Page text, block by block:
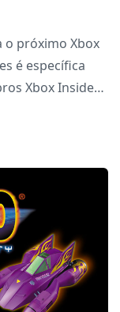
o próximo Xbox
é específica
Xbox Insiders
supo